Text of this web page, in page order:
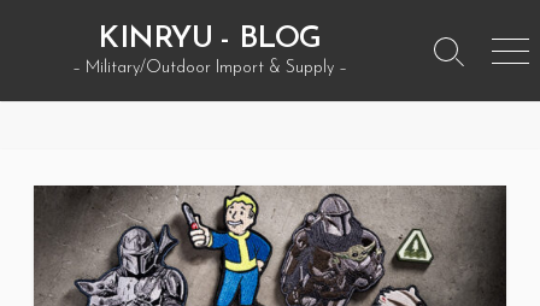
ン
KINRYU - BLOG
– Military/Outdoor Import & Supply –
検
メ